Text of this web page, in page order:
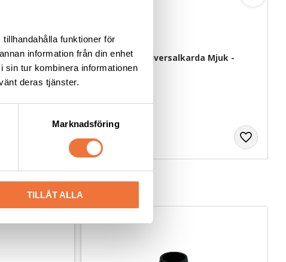
funktioner för
information från din enhet
sin tur kombinera informationen
deras tjänster.
Marknadsföring
TILLÅT ALLA
#30FT
Keramiskt snap on-skär Fine tooth - Lämnar 0,5 mm
Show Tech Universalkarda Mjuk -
Small
99kr